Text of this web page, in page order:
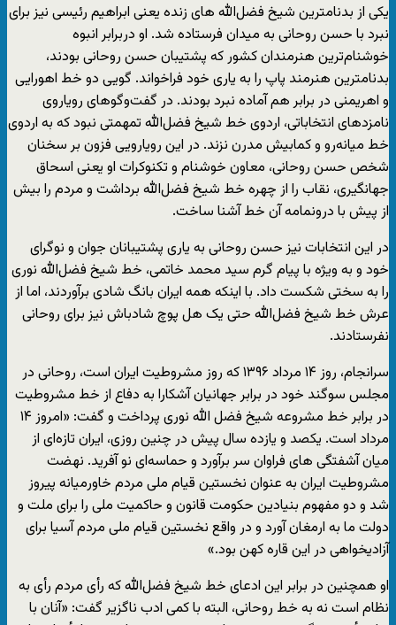
یکی از بدنامترین شیخ فضل‌الله های زنده یعنی ابراهیم رئیسی نیز برای
نبرد با حسن روحانی به میدان فرستاده شد. او دربرابر انبوه
خوشنام‌ترین هنرمندان کشور که پشتیبان حسن روحانی بودند،
بدنامترین هنرمند پاپ را به یاری خود فراخواند. گویی دو خط اهورایی
و اهریمنی در برابر هم آماده نبرد بودند. در گفت‌وگوهای رویاروی
نامزدهای انتخاباتی، اردوی خط شیخ فضل‌الله تمهمتی نبود که به اردوی
خط میانه‌رو و کمابیش مدرن نزند. در این رویارویی فزون بر سخنان
شخص حسن روحانی، معاون خوشنام و تکنوکرات او یعنی اسحاق
جهانگیری، نقاب را از چهره خط شیخ فضل‌الله برداشت و مردم را بیش
از پیش با درونمامه آن خط آشنا ساخت.
در این انتخابات نیز حسن روحانی به یاری پشتیبانان جوان و نوگرای
خود و به ویژه با پیام گرم سید محمد خاتمی، خط شیخ فضل‌الله نوری
را به سختی شکست داد. با اینکه همه ایران بانگ شادی برآوردند، اما از
عرش خط شیخ فضل‌الله حتی یک هل پوچ شادباش نیز برای روحانی
نفرستادند.
سرانجام، روز ۱۴ مرداد ۱۳۹۶ که روز مشروطیت ایران است، روحانی در
مجلس سوگند خود در برابر جهانیان آشکارا به دفاع از خط مشروطیت
در برابر خط مشروعه شیخ فضل الله نوری پرداخت و گفت: «امروز ۱۴
مرداد است. یکصد و یازده سال پیش در چنین روزی، ایران تازه‌ای از
میان آشفتگی های فراوان سر برآورد و حماسه‌ای نو آفرید. نهضت
مشروطیت ایران به عنوان نخستین قیام ملی مردم خاورمیانه پیروز
شد و دو مفهوم بنیادین حکومت قانون و حاکمیت ملی را برای ملت و
دولت ما به ارمغان آورد و در واقع نخستین قیام ملی مردم آسیا برای
آزادیخواهی در این قاره کهن بود.»
او همچنین در برابر این ادعای خط شیخ فضل‌الله که رأی مردم رأی به
نظام است نه به خط روحانی، البته با کمی ادب ناگزیر گفت: «آنان با